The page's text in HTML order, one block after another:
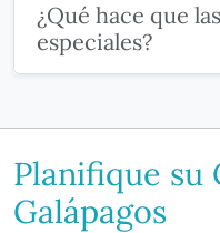
¿Qué hace que
especiales?
Planifique su
Galápagos